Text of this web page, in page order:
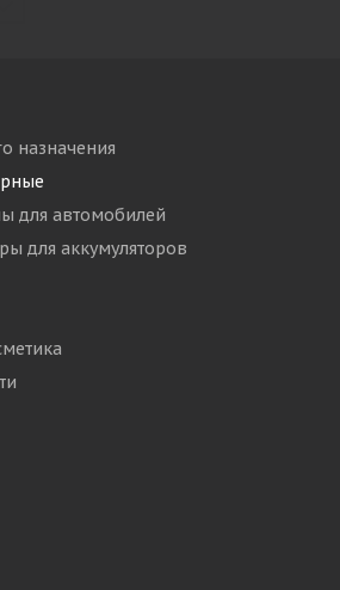
назначения
для автомобилей
для аккумуляторов